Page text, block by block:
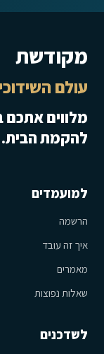
מקודשת
עולם
מלווים אתכם
להקמת הבית.
למועמדים
הרשמה
איך זה עובד
מאמרים
שאלות נפוצות
לשדכנים